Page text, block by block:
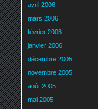
avril 2006
mars 2006
février 2006
janvier 2006
décembre 2005
novembre 2005
août 2005
mai 2005